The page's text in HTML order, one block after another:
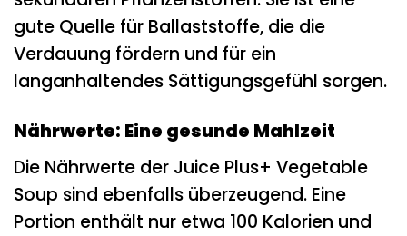
gute Quelle für Ballaststoffe, die die
Verdauung fördern und für ein
langanhaltendes Sättigungsgefühl sorgen.
Nährwerte: Eine gesunde Mahlzeit
Die Nährwerte der Juice Plus+ Vegetable
Soup sind ebenfalls überzeugend. Eine
Portion enthält nur etwa 100 Kalorien und